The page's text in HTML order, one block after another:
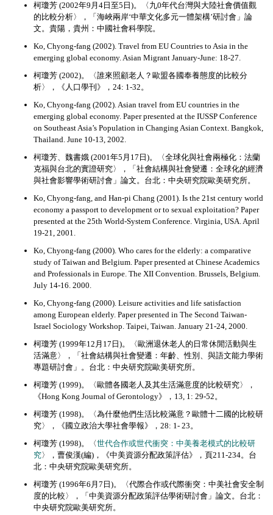
柯瓊芳 (2002年9月4日至5日)。〈九0年代台灣與大陸社會價值觀
的比較分析〉，「海峽兩岸‘中華文化多元一體架構’研討會」論
文。貴陽，貴州：中國社會科學院。
Ko, Chyong-fang (2002). Travel from EU Countries to Asia in the
emerging global economy. Asian Migrant January-June: 18-27.
柯瓊芳 (2002)。〈誰來照顧老人？歐盟各國奉養態度的比較分
析〉，《人口學刊》，24: 1-32。
Ko, Chyong-fang (2002). Asian travel from EU countries in the
emerging global economy. Paper presented at the IUSSP Conference
on Southeast Asia’s Population in Changing Asian Context. Bangkok,
Thailand. June 10-13, 2002.
柯瓊芳、魏書娥 (2001年5月17日)。〈全球化與社會兩極化：法蘭
克福與台北的實證研究〉，「社會結構與社會變遷：全球化的經濟
與社會影響學術研討會」論文。台北：中央研究院歐美研究所。
Ko, Chyong-fang, and Han-pi Chang (2001). Is the 21st century world
economy a passport to development or to sexual exploitation? Paper
presented at the 25th World-System Conference. Virginia, USA. April
19-21, 2001.
Ko, Chyong-fang (2000). Who cares for the elderly: a comparative
study of Taiwan and Belgium. Paper presented at Chinese Academics
and Professionals in Europe. The XII Convention. Brussels, Belgium.
July 14-16. 2000.
Ko, Chyong-fang (2000). Leisure activities and life satisfaction
among European elderly. Paper presented in The Second Taiwan-
Israel Sociology Workshop. Taipei, Taiwan. January 21-24, 2000.
柯瓊芳 (1999年12月17日)。〈歐洲退休老人的日常休閒活動與生
活滿意〉，「社會結構與社會變遷：年齡、性別、與語文能力學術
專題研討會」。台北：中央研究院歐美研究所。
柯瓊芳 (1999)。〈歐體各國老人及其生活滿意度的比較研究〉，
《Hong Kong Journal of Gerontology》，13, 1: 29-52。
柯瓊芳 (1998)。〈為什麼他們生活比較滿意？歐體十二國的比較研
究〉，《國立政治大學社會學報》，28: 1- 23。
柯瓊芳 (1998)。〈世代合作或世代衝突：中美養老模式的比較研
究〉，曹俊漢(編)，《中美資源分配政策評估》，頁211-234。台
北：中央研究院歐美研究所。
柯瓊芳 (1996年6月7日)。〈代際合作或代際衝突：中美社會安全制
度的比較〉，「中美資源分配政策評估學術研討會」論文。台北：
中央研究院歐美研究所。